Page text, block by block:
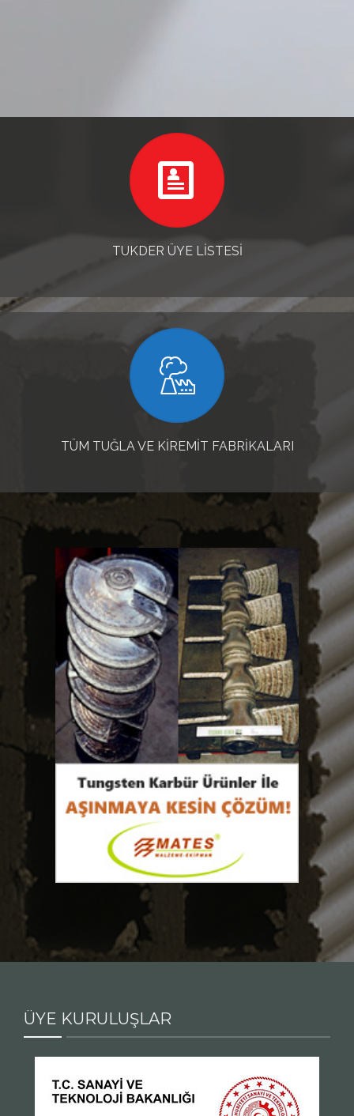
TUKDER ÜYE LİSTESİ
TÜM TUĞLA VE KİREMİT FABRİKALARI
ÜYE KURULUŞLAR